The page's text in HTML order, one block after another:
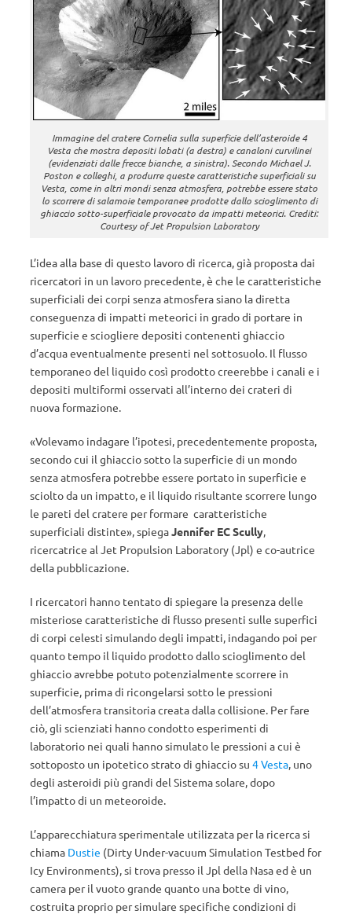
Immagine del cratere Cornelia sulla superficie dell’asteroide 4
Vesta che mostra depositi lobati (a destra) e canaloni curvilinei
(evidenziati dalle frecce bianche, a sinistra). Secondo Michael J.
Poston e colleghi, a produrre queste caratteristiche superficiali su
Vesta, come in altri mondi senza atmosfera, potrebbe essere stato
lo scorrere di salamoie temporanee prodotte dallo scioglimento di
ghiaccio sotto-superficiale provocato da impatti meteorici. Crediti:
Courtesy of Jet Propulsion Laboratory
L’idea alla base di questo lavoro di ricerca, già proposta dai
ricercatori in un lavoro precedente, è che le caratteristiche
superficiali dei corpi senza atmosfera siano la diretta
conseguenza di impatti meteorici in grado di portare in
superficie e sciogliere depositi contenenti ghiaccio
d’acqua eventualmente presenti nel sottosuolo. Il flusso
temporaneo del liquido così prodotto creerebbe i canali e i
depositi multiformi osservati all’interno dei crateri di
nuova formazione.
«Volevamo indagare l’ipotesi, precedentemente proposta,
secondo cui il ghiaccio sotto la superficie di un mondo
senza atmosfera potrebbe essere portato in superficie e
sciolto da un impatto, e il liquido risultante scorrere lungo
le pareti del cratere per formare caratteristiche
superficiali distinte», spiegaJennifer EC Scully,
ricercatrice al Jet Propulsion Laboratory (Jpl) e co-autrice
della pubblicazione.
I ricercatori hanno tentato di spiegare la presenza delle
misteriose caratteristiche di flusso presenti sulle superfici
di corpi celesti simulando degli impatti, indagando poi per
quanto tempo il liquido prodotto dallo scioglimento del
ghiaccio avrebbe potuto potenzialmente scorrere in
superficie, prima di ricongelarsi sotto le pressioni
dell’atmosfera transitoria creata dalla collisione. Per fare
ciò, gli scienziati hanno condotto esperimenti di
laboratorio nei quali hanno simulato le pressioni a cui è
sottoposto un ipotetico strato di ghiaccio su 4 Vesta, uno
degli asteroidi più grandi del Sistema solare, dopo
l’impatto di un meteoroide.
L’apparecchiatura sperimentale utilizzata per la ricerca si
chiama Dustie (Dirty Under-vacuum Simulation Testbed for
Icy Environments), si trova presso il Jpl della Nasa ed è un
camera per il vuoto grande quanto una botte di vino,
costruita proprio per simulare specifiche condizioni di